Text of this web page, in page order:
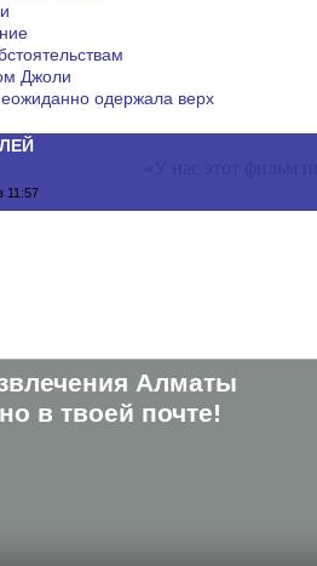
Джоли
одержала верх
11:57
Алматы
в твоей почте!